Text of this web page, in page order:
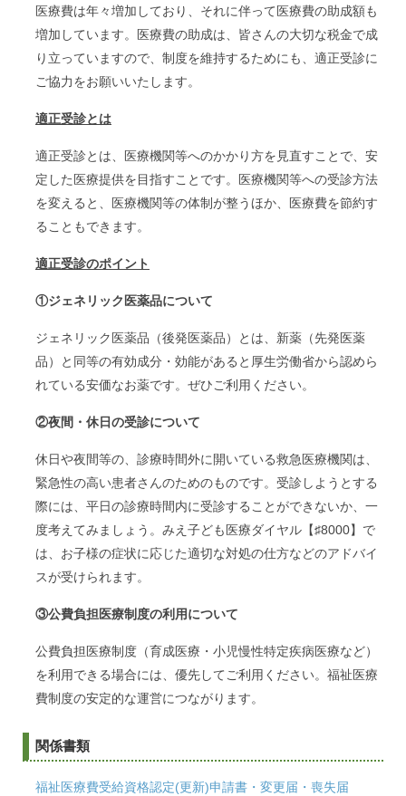
医療費は年々増加しており、それに伴って医療費の助成額も
増加しています。医療費の助成は、皆さんの大切な税金で成
り立っていますので、制度を維持するためにも、適正受診に
ご協力をお願いいたします。
適正受診とは
適正受診とは、医療機関等へのかかり方を見直すことで、安
定した医療提供を目指すことです。医療機関等への受診方法
を変えると、医療機関等の体制が整うほか、医療費を節約す
ることもできます。
適正受診のポイント
①ジェネリック医薬品について
ジェネリック医薬品（後発医薬品）とは、新薬（先発医薬
品）と同等の有効成分・効能があると厚生労働省から認めら
れている安価なお薬です。ぜひご利用ください。
②夜間・休日の受診について
休日や夜間等の、診療時間外に開いている救急医療機関は、
緊急性の高い患者さんのためのものです。受診しようとする
際には、平日の診療時間内に受診することができないか、一
度考えてみましょう。みえ子ども医療ダイヤル【♯8000】で
は、お子様の症状に応じた適切な対処の仕方などのアドバイ
スが受けられます。
③公費負担医療制度の利用について
公費負担医療制度（育成医療・小児慢性特定疾病医療など）
を利用できる場合には、優先してご利用ください。福祉医療
費制度の安定的な運営につながります。
関係書類
福祉医療費受給資格認定(更新)申請書・変更届・喪失届